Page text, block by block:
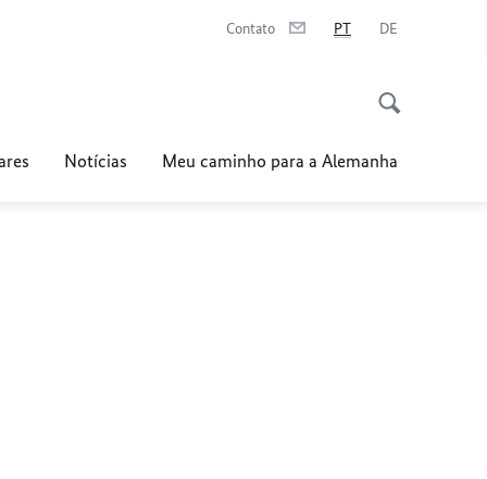
Contato PT DE
Notícias Meu caminho para a Alemanha